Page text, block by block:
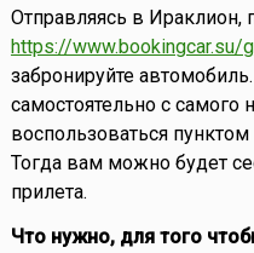
Отправляясь в Ираклион,
https://www.bookingcar.su/
забронируйте
самостоятельно с самого
воспользоваться
Тогда вам можно будет
прилета.
Что нужно, для того